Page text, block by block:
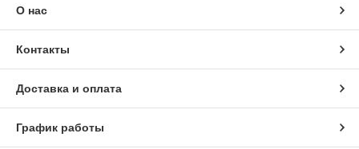
О нас
Контакты
Доставка и оплата
График работы